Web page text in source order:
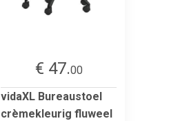
€ 47.00
vidaXL Bureaustoel
crèmekleurig fluweel